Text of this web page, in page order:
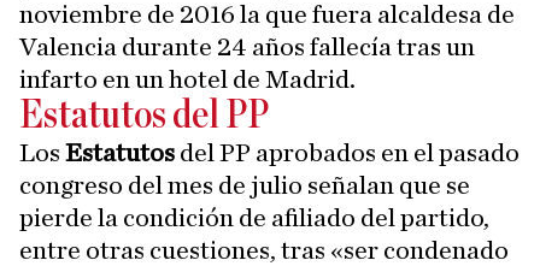
noviembre de 2016 la que fuera alcaldesa de
Valencia durante 24 años fallecía tras un
infarto en un hotel de Madrid.
Estatutos del PP
Los Estatutos del PP aprobados en el pasado
congreso del mes de julio señalan que se
pierde la condición de afiliado del partido,
entre otras cuestiones, tras «ser condenado